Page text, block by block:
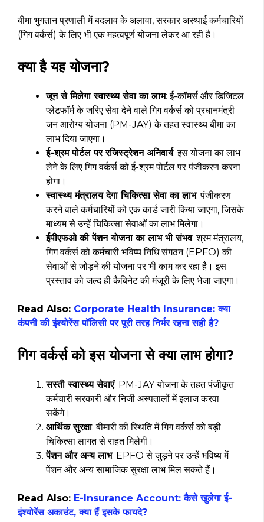
बीमा भुगतान प्रणाली में बदलाव के अलावा, सरकार अस्थाई कर्मचारियों
(गिग वर्कर्स) के लिए भी एक महत्वपूर्ण योजना लेकर आ रही है।
क्या है यह योजना?
जून से मिलेगा स्वास्थ्य सेवा का लाभ: ई-कॉमर्स और डिजिटल
प्लेटफॉर्म के जरिए सेवा देने वाले गिग वर्कर्स को प्रधानमंत्री
जन आरोग्य योजना (PM-JAY) के तहत स्वास्थ्य बीमा का
लाभ दिया जाएगा।
ई-श्रम पोर्टल पर रजिस्ट्रेशन अनिवार्य: इस योजना का लाभ
लेने के लिए गिग वर्कर्स को ई-श्रम पोर्टल पर पंजीकरण करना
होगा।
स्वास्थ्य मंत्रालय देगा चिकित्सा सेवा का लाभ: पंजीकरण
करने वाले कर्मचारियों को एक कार्ड जारी किया जाएगा, जिसके
माध्यम से उन्हें चिकित्सा सेवाओं का लाभ मिलेगा।
ईपीएफओ की पेंशन योजना का लाभ भी संभव: श्रम मंत्रालय,
गिग वर्कर्स को कर्मचारी भविष्य निधि संगठन (EPFO) की
सेवाओं से जोड़ने की योजना पर भी काम कर रहा है। इस
प्रस्ताव को जल्द ही कैबिनेट की मंजूरी के लिए भेजा जाएगा।
Read Also: Corporate Health Insurance: क्या
कंपनी की इंश्योरेंस पॉलिसी पर पूरी तरह निर्भर रहना सही है?
गिग वर्कर्स को इस योजना से क्या लाभ होगा?
सस्ती स्वास्थ्य सेवाएं: PM-JAY योजना के तहत पंजीकृत
कर्मचारी सरकारी और निजी अस्पतालों में इलाज करवा
सकेंगे।
आर्थिक सुरक्षा: बीमारी की स्थिति में गिग वर्कर्स को बड़ी
चिकित्सा लागत से राहत मिलेगी।
पेंशन और अन्य लाभ: EPFO से जुड़ने पर उन्हें भविष्य में
पेंशन और अन्य सामाजिक सुरक्षा लाभ मिल सकते हैं।
Read Also: E-Insurance Account: कैसे खुलेगा ई-
इंश्योरेंस अकाउंट, क्या हैं इसके फायदे?